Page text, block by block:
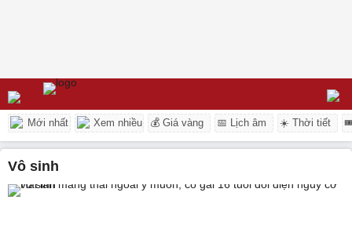
Mới nhất Xem nhiều 💰 Giá vàng 📅 Lịch âm ☀️ Thời tiết
vô sinh